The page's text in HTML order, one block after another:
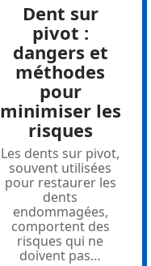
Dent sur
pivot :
dangers et
méthodes
pour
minimiser les
risques
Les dents sur pivot,
souvent utilisées
pour restaurer les
dents
endommagées,
comportent des
risques qui ne
doivent pas…